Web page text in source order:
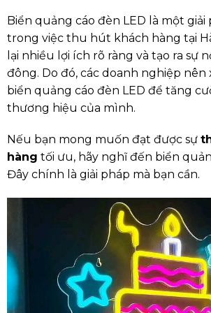
Biển quảng cáo đèn LED là một
trong việc thu hút khách hàng tại
lại nhiều lợi ích rõ ràng và tạo ra sự
đông. Do đó, các doanh nghiệp nên
biển quảng cáo đèn LED để tăng
thương hiệu của mình.
Nếu bạn mong muốn đạt được sự
hàng tối ưu, hãy nghĩ đến biển
Đây chính là giải pháp mà bạn cần.